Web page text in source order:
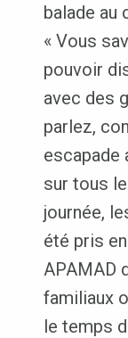
balade au
« Vous
pouvoir
avec des
parlez,
escapade
sur tous
journée,
été pris
APAMAD
familiaux
le temps